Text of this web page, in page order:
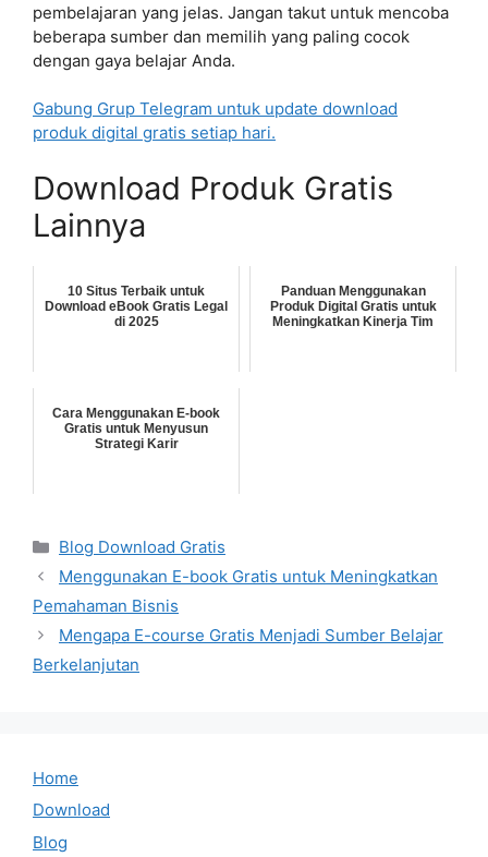
pembelajaran yang jelas. Jangan takut untuk mencoba
beberapa sumber dan memilih yang paling cocok
dengan gaya belajar Anda.
Gabung Grup Telegram untuk update download
produk digital gratis setiap hari.
Download Produk Gratis
Lainnya
10 Situs Terbaik untuk
Download eBook Gratis Legal
di 2025
Panduan Menggunakan
Produk Digital Gratis untuk
Meningkatkan Kinerja Tim
Cara Menggunakan E-book
Gratis untuk Menyusun
Strategi Karir
Categories
Blog Download Gratis
Menggunakan E-book Gratis untuk Meningkatkan
Pemahaman Bisnis
Mengapa E-course Gratis Menjadi Sumber Belajar
Berkelanjutan
Home
Download
Blog